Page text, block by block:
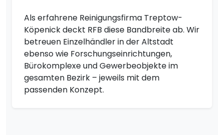
Als erfahrene Reinigungsfirma Treptow-
Köpenick deckt RFB diese Bandbreite ab. Wir
betreuen Einzelhändler in der Altstadt
ebenso wie Forschungseinrichtungen,
Bürokomplexe und Gewerbeobjekte im
gesamten Bezirk – jeweils mit dem
passenden Konzept.